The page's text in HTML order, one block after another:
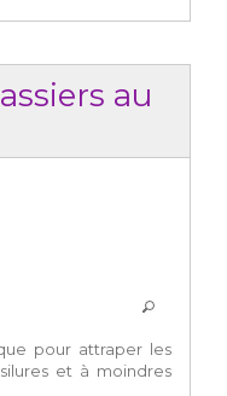
au
pour attraper les
et à moindres